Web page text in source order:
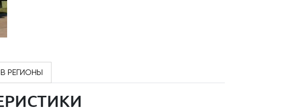
РЕГИОНЫ